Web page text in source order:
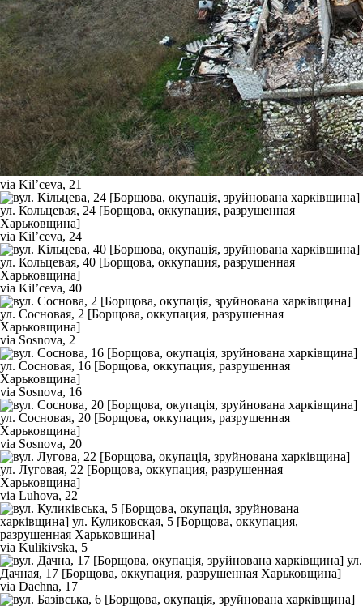
via Kil’ceva, 21
via Kil’ceva, 24
via Kil’ceva, 40
via Sosnova, 2
via Sosnova, 16
via Sosnova, 20
via Luhova, 22
via Kulikivska, 5
via Dachna, 17